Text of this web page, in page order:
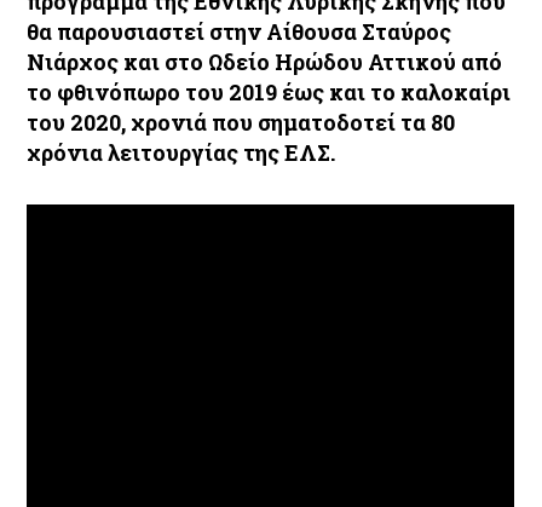
θα παρουσιαστεί στην Αίθουσα Σταύρος
Νιάρχος και στο Ωδείο Ηρώδου Αττικού από
το φθινόπωρο του 2019 έως και το καλοκαίρι
του 2020, χρονιά που σηματοδοτεί τα 80
χρόνια λειτουργίας της ΕΛΣ.